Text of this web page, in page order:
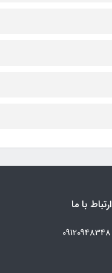
ارتباط با ما
09120948348